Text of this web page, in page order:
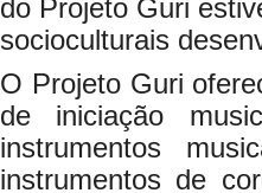
do Projeto Guri
socioculturais
O Projeto Guri
de iniciação
instrumentos
instrumentos de